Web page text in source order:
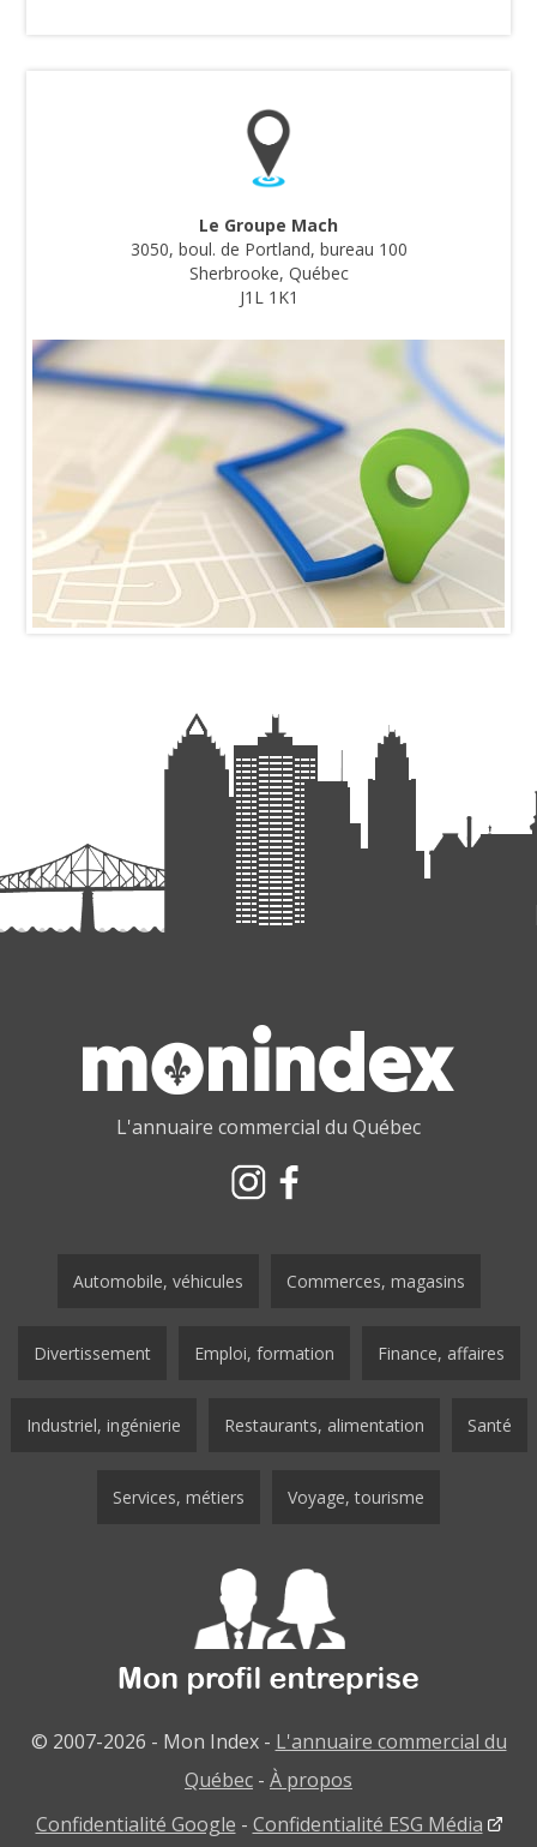
Le Groupe Mach
3050, boul. de Portland, bureau 100
Sherbrooke, Québec
J1L 1K1
L'annuaire commercial du Québec
Automobile, véhicules Commerces, magasins
Divertissement Emploi, formation Finance, affaires
Industriel, ingénierie Restaurants, alimentation Santé
Services, métiers Voyage, tourisme
© 2007-2026 - Mon Index - L'annuaire commercial du
Québec - À propos
Confidentialité Google - Confidentialité ESG Média